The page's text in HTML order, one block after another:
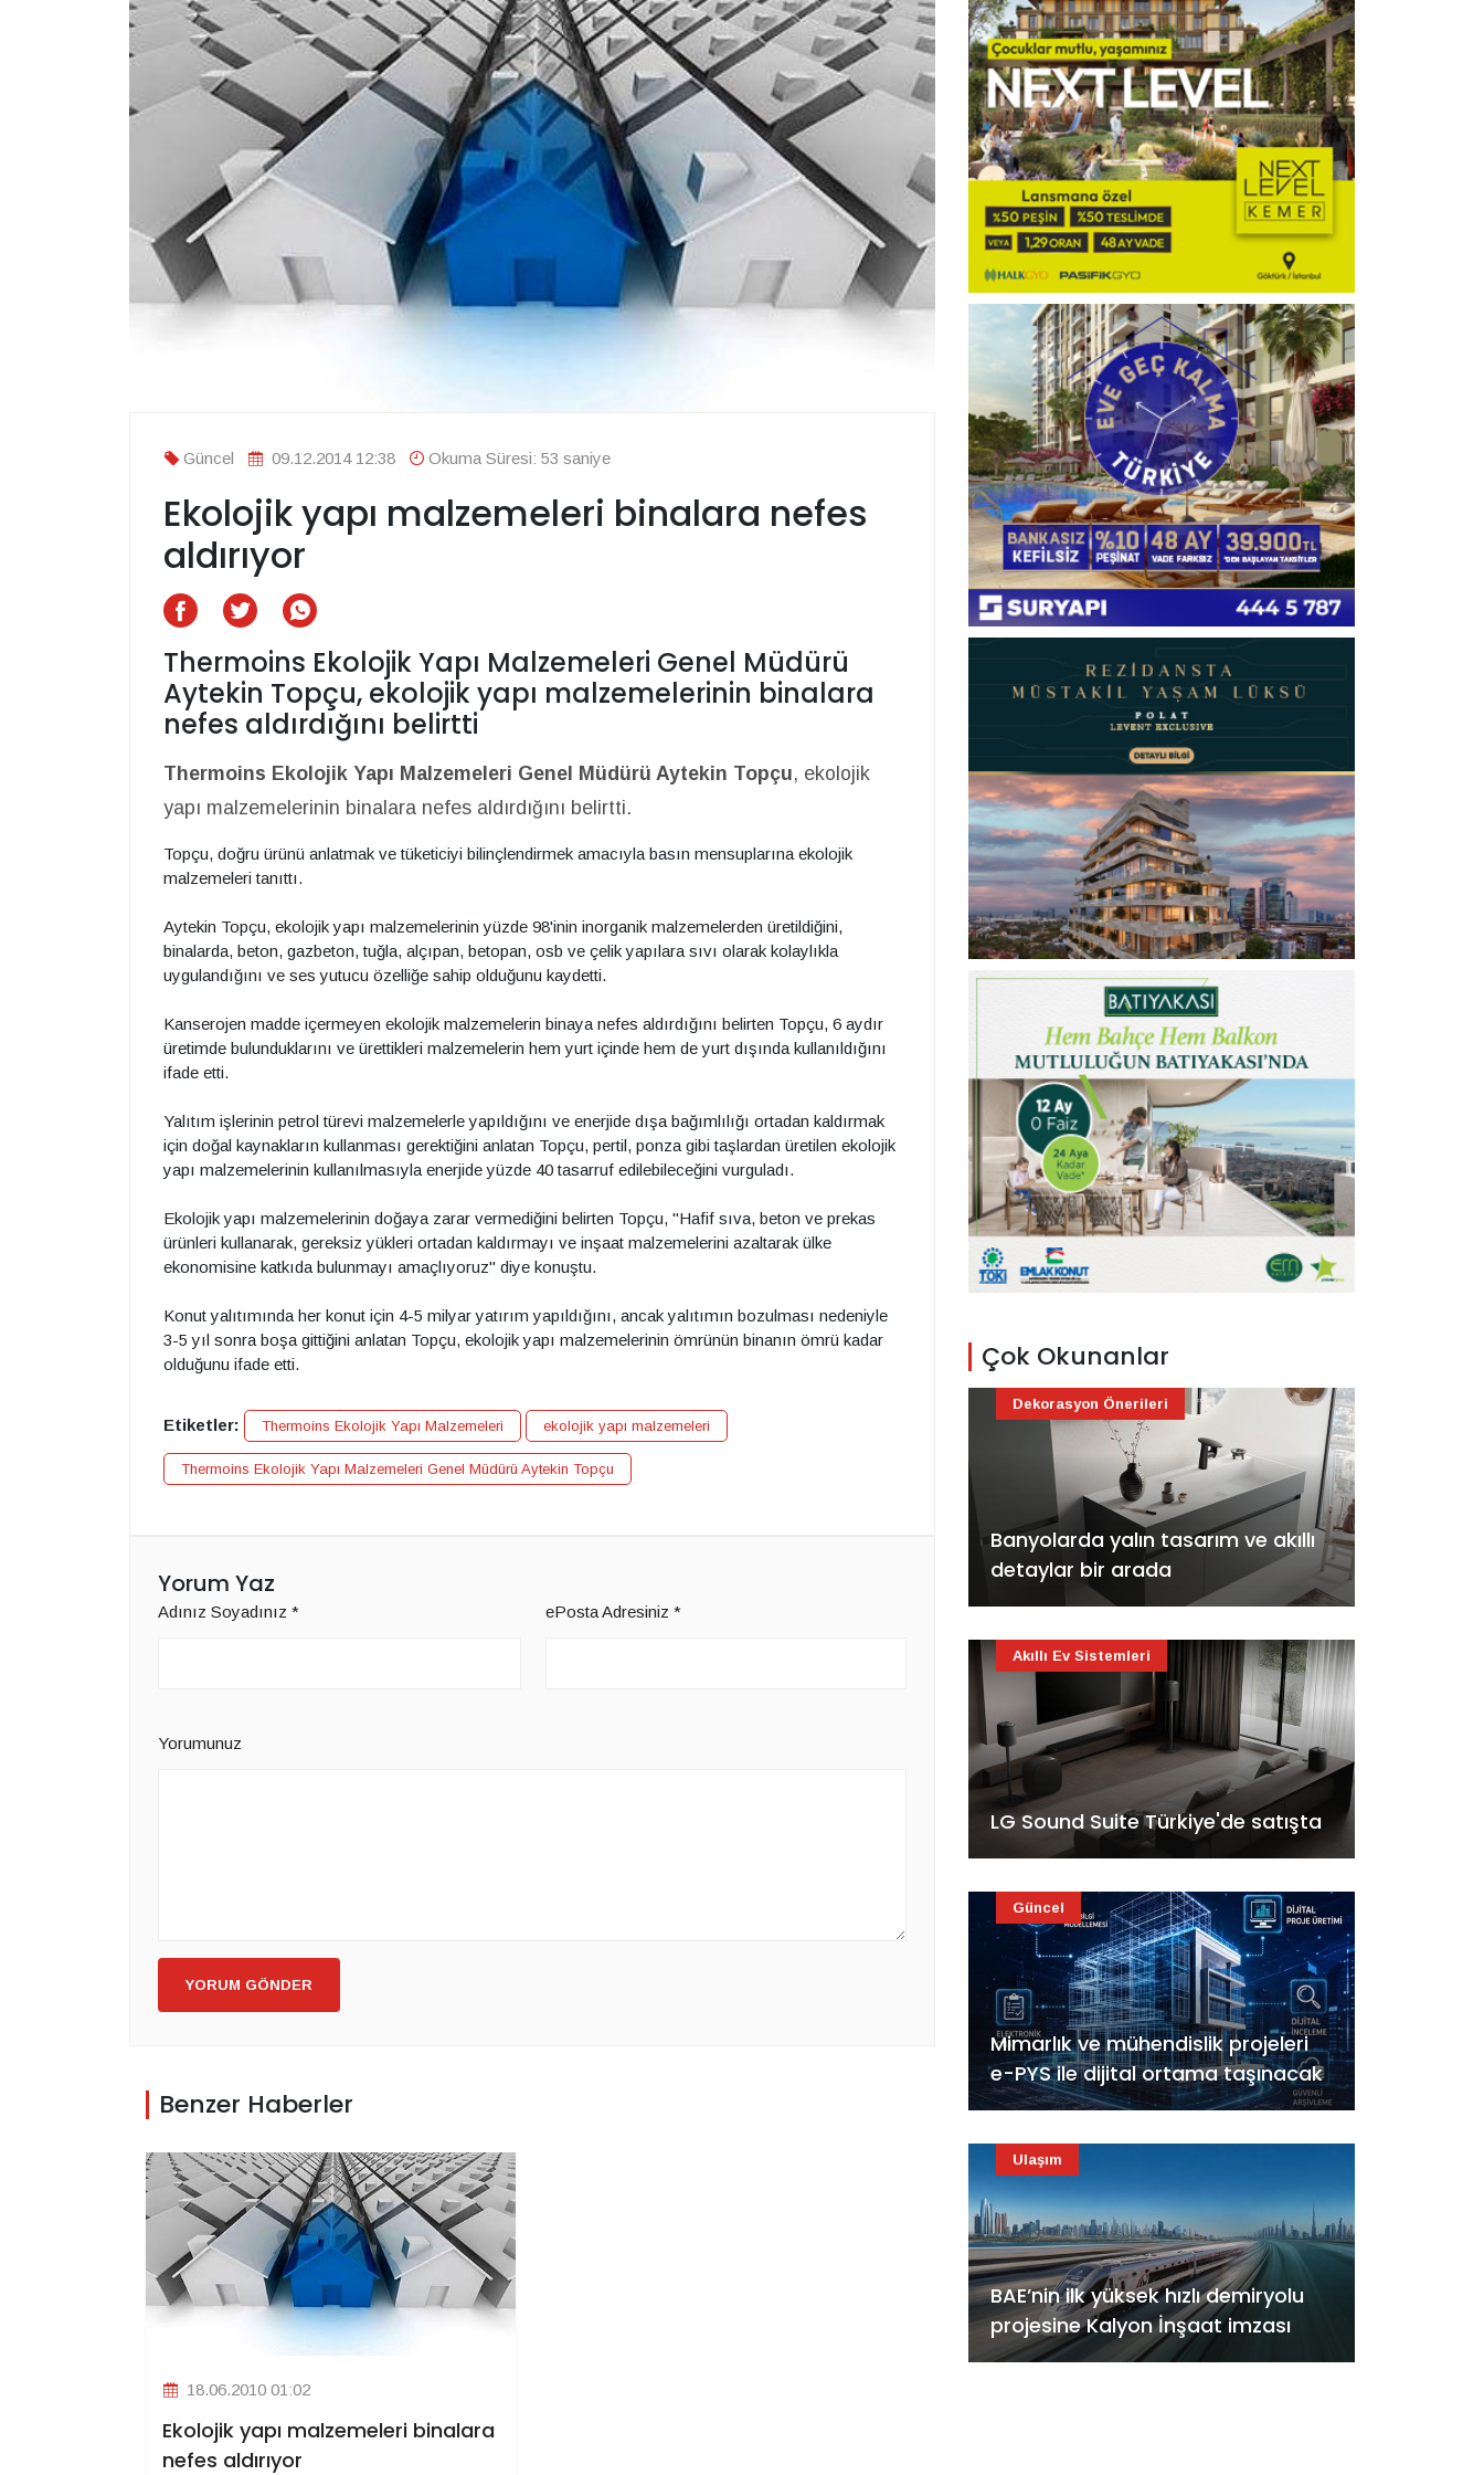
Güncel 09.12.2014 12:38 Okuma Süresi: 53 saniye
Ekolojik yapı malzemeleri binalara nefes
aldırıyor
Thermoins Ekolojik Yapı Malzemeleri Genel Müdürü
Aytekin Topçu, ekolojik yapı malzemelerinin binalara
nefes aldırdığını belirtti
Thermoins Ekolojik Yapı Malzemeleri Genel Müdürü Aytekin Topçu, ekolojik
yapı malzemelerinin binalara nefes aldırdığını belirtti.
Topçu, doğru ürünü anlatmak ve tüketiciyi bilinçlendirmek amacıyla basın mensuplarına ekolojik
malzemeleri tanıttı.
Aytekin Topçu, ekolojik yapı malzemelerinin yüzde 98'inin inorganik malzemelerden üretildiğini,
binalarda, beton, gazbeton, tuğla, alçıpan, betopan, osb ve çelik yapılara sıvı olarak kolaylıkla
uygulandığını ve ses yutucu özelliğe sahip olduğunu kaydetti.
Kanserojen madde içermeyen ekolojik malzemelerin binaya nefes aldırdığını belirten Topçu, 6 aydır
üretimde bulunduklarını ve ürettikleri malzemelerin hem yurt içinde hem de yurt dışında kullanıldığını
ifade etti.
Yalıtım işlerinin petrol türevi malzemelerle yapıldığını ve enerjide dışa bağımlılığı ortadan kaldırmak
için doğal kaynakların kullanması gerektiğini anlatan Topçu, pertil, ponza gibi taşlardan üretilen ekolojik
yapı malzemelerinin kullanılmasıyla enerjide yüzde 40 tasarruf edilebileceğini vurguladı.
Ekolojik yapı malzemelerinin doğaya zarar vermediğini belirten Topçu, "Hafif sıva, beton ve prekas
ürünleri kullanarak, gereksiz yükleri ortadan kaldırmayı ve inşaat malzemelerini azaltarak ülke
ekonomisine katkıda bulunmayı amaçlıyoruz" diye konuştu.
Konut yalıtımında her konut için 4-5 milyar yatırım yapıldığını, ancak yalıtımın bozulması nedeniyle
3-5 yıl sonra boşa gittiğini anlatan Topçu, ekolojik yapı malzemelerinin ömrünün binanın ömrü kadar
olduğunu ifade etti.
Etiketler: Thermoins Ekolojik Yapı Malzemeleri ekolojik yapı malzemeleri
Thermoins Ekolojik Yapı Malzemeleri Genel Müdürü Aytekin Topçu
Yorum Yaz
Adınız Soyadınız * ePosta Adresiniz *
Yorumunuz
YORUM GÖNDER
Benzer Haberler
18.06.2010 01:02
Ekolojik yapı malzemeleri binalara
nefes aldırıyor
Çok Okunanlar
Banyolarda yalın tasarım ve akıllı
detaylar bir arada
Dekorasyon Önerileri
LG Sound Suite Türkiye'de satışta
Akıllı Ev Sistemleri
Mimarlık ve mühendislik projeleri
e-PYS ile dijital ortama taşınacak
Güncel
BAE’nin ilk yüksek hızlı demiryolu
projesine Kalyon İnşaat imzası
Ulaşım